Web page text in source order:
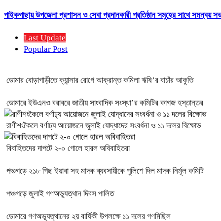
পাইকগাছায় উপজেলা প্রশাসন ও সেবা প্রদানকারী প্রতিষ্ঠান সমুহের সাথে সমন্বয়
Last Update
Popular Post
ডোমার বোড়াগাড়ীতে ক্যান্সার রোগে আক্রান্ত কমিলা ঋষি’র বাচাঁর আকুতি
ডোমারে ইউএনও বরাবরে জাতীয় সাংবাদিক সংস্থা’র কমিটির কাগজ হস্তান্তর
রাণীশংকৈলে বর্ণাঢ্য আয়োজনে জুলাই যোদ্ধাদের সংবর্ধনা ও ১১ দলের বিক্ষোভ
বিবাহিতদের দাপটে ২-০ গোলে হারল অবিবাহিতরা
পঞ্চগড়ে ২১৮ পিছ ইয়াবা সহ মাদক ব্যবসায়ীকে পুলিশে দিল মাদক নির্মূল কমিটি
পঞ্চগড়ে জুলাই গণঅভ্যুত্থান দিবস পালিত
ডোমারে গণঅভ্যূত্থানের ২য় বার্ষিকী উপলক্ষে ১১ দলের গণমিছিল